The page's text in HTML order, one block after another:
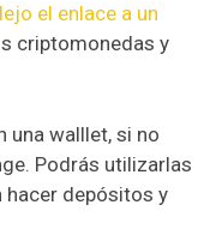
el enlace a un
criptomonedas y
una walllet, si no
Podrás utilizarlas
hacer depósitos y